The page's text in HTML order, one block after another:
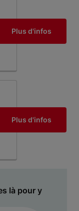
Plus d'infos
Plus d'infos
là pour y